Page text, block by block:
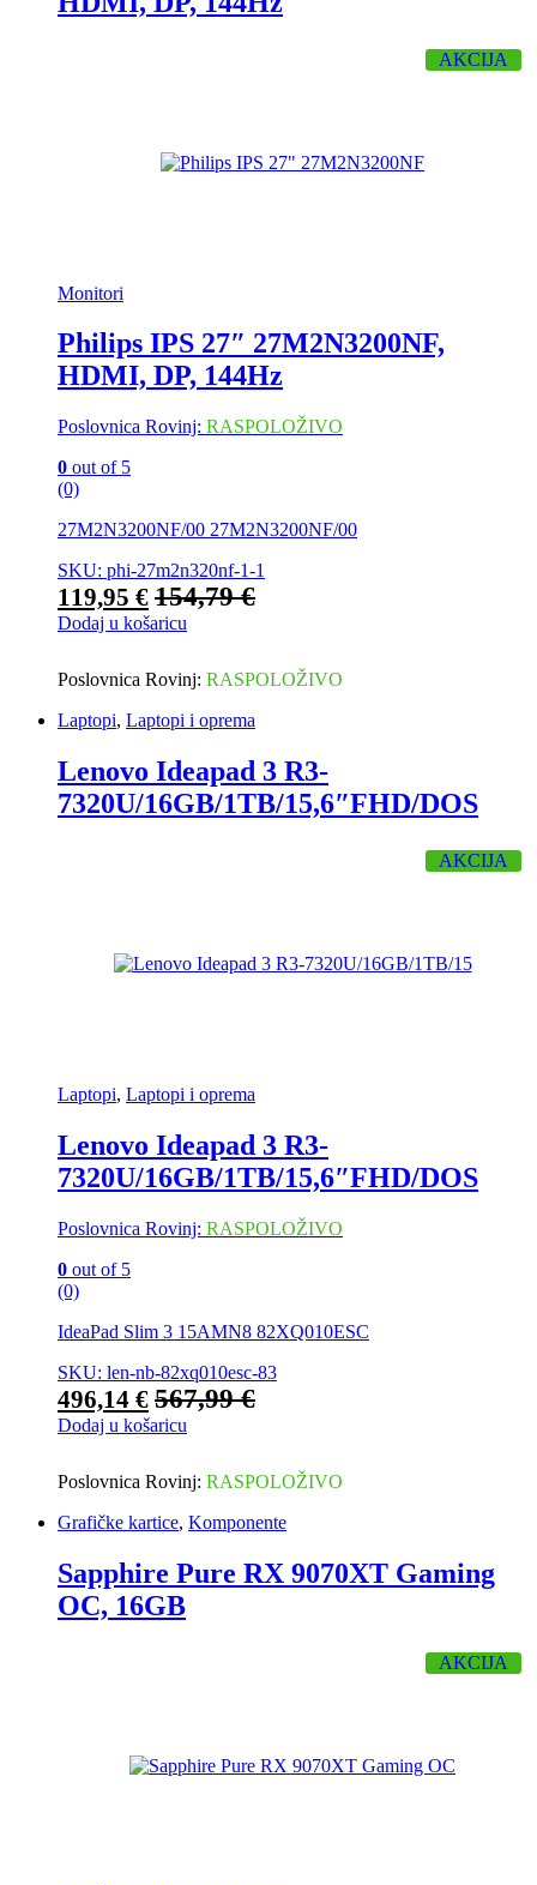
AKCIJA
Monitori
Philips IPS 27″ 27M2N3200NF,
HDMI, DP, 144Hz
Poslovnica Rovinj: RASPOLOŽIVO
0 out of 5
(0)
27M2N3200NF/00 27M2N3200NF/00
SKU: phi-27m2n320nf-1-1
119,95 € 154,79€
Dodaj u košaricu
Poslovnica Rovinj: RASPOLOŽIVO
Laptopi, Laptopi i oprema
Lenovo Ideapad 3 R3-
7320U/16GB/1TB/15,6″FHD/DOS
AKCIJA
Laptopi, Laptopi i oprema
Lenovo Ideapad 3 R3-
7320U/16GB/1TB/15,6″FHD/DOS
Poslovnica Rovinj: RASPOLOŽIVO
0 out of 5
(0)
IdeaPad Slim 3 15AMN8 82XQ010ESC
SKU: len-nb-82xq010esc-83
496,14 € 567,99€
Dodaj u košaricu
Poslovnica Rovinj: RASPOLOŽIVO
Grafičke kartice, Komponente
Sapphire Pure RX 9070XT Gaming
OC, 16GB
AKCIJA